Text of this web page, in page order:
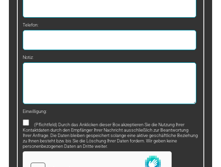
Telefon:
Notiz:
Einwilligung:
(Pflichtfeld) Durch das Anklicken dieser Box akzeptieren Sie die Nutzung Ihrer
Kontaktdaten durch den Empfänger Ihrer Nachricht ausschließlich zur Beantwortung
Ihrer Anfrage. Die Daten bleiben gespeichert solange eine aktive geschäftliche Beziehung
zu Ihnen besteht bzw. bis Sie die Löschung Ihrer Daten fordern. Wir geben keine
personenbezogenen Daten an Dritte weiter.